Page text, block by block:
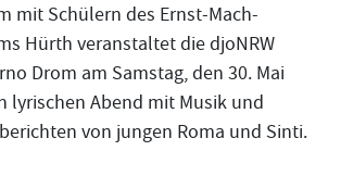
mit Schülern des Ernst-Mach-
Hürth veranstaltet die djoNRW
Drom am Samstag, den 30. Mai
lyrischen Abend mit Musik und
von jungen Roma und Sinti.